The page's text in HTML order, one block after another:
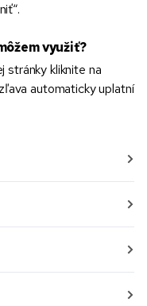
využiť?
stránky kliknite na
automaticky uplatní